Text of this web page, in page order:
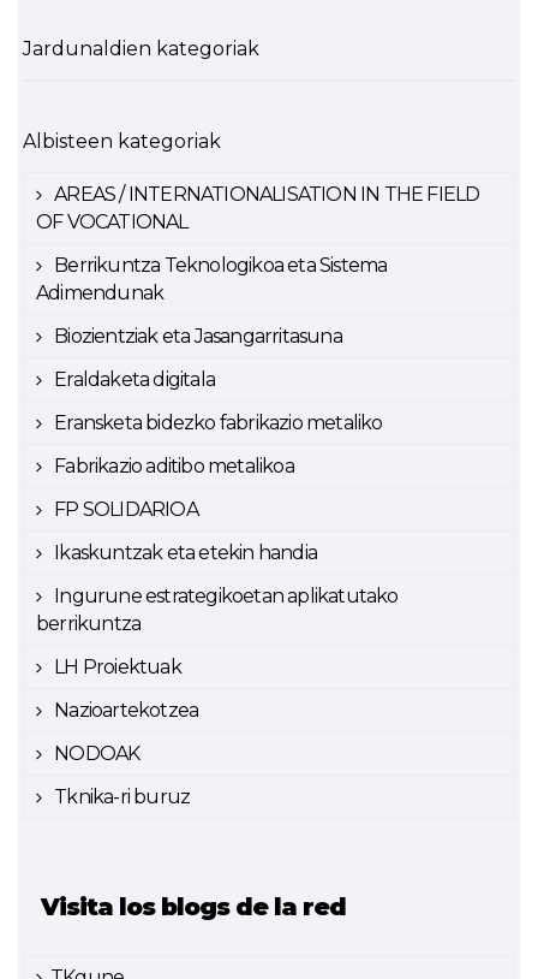
Jardunaldien kategoriak
Albisteen kategoriak
AREAS / INTERNATIONALISATION IN THE FIELD
OF VOCATIONAL
Berrikuntza Teknologikoa eta Sistema
Adimendunak
Biozientziak eta Jasangarritasuna
Eraldaketa digitala
Eransketa bidezko fabrikazio metaliko
Fabrikazio aditibo metalikoa
FP SOLIDARIOA
Ikaskuntzak eta etekin handia
Ingurune estrategikoetan aplikatutako
berrikuntza
LH Proiektuak
Nazioartekotzea
NODOAK
Tknika-ri buruz
Visita los blogs de la red